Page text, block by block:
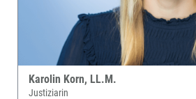
Karolin Korn, LL.M.
Justiziarin